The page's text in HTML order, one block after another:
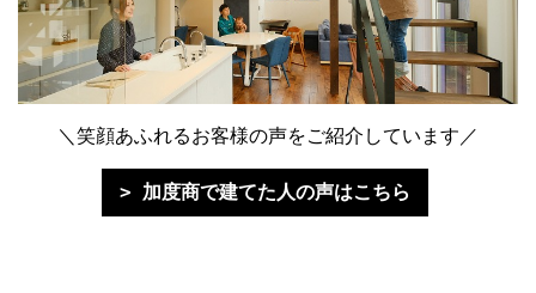
＼笑顔あふれるお客様の声をご紹介しています／
加度商で建てた人の声はこちら